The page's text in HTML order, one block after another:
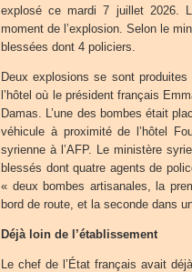
explosé ce mardi 7 juillet 2026.
moment de l’explosion. Selon le
blessées dont 4 policiers.
Deux explosions se sont
l’hôtel où le président français
Damas. L’une des bombes était
véhicule à proximité de l’hôtel
syrienne à l’AFP. Le ministère
blessés dont quatre agents de
« deux bombes artisanales, la
bord de route, et la seconde dans
Déjà loin de l’établissement
Le chef de l’État français avait